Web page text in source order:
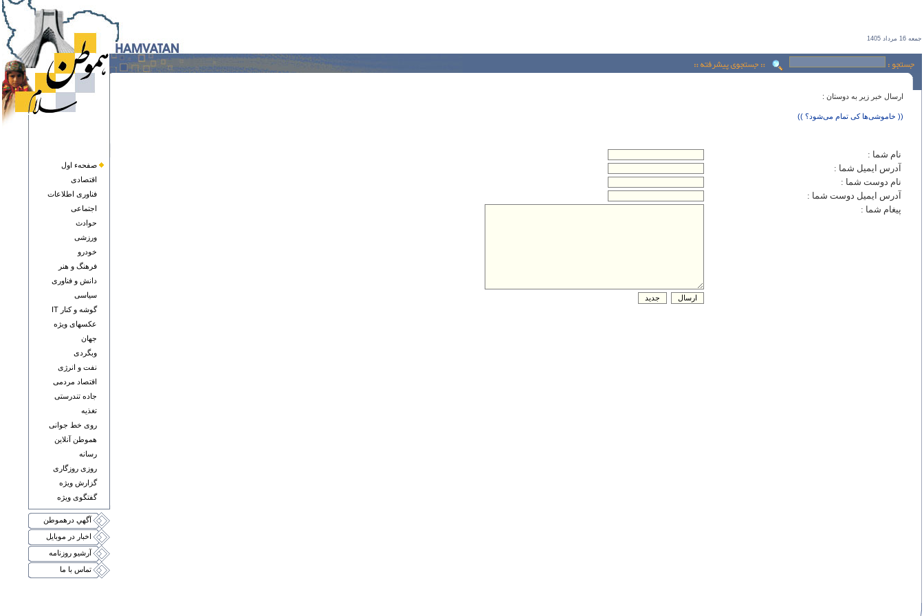
جمعه 16 مرداد 1405
صفحهء اول
اقتصادی
فناوری اطلاعات
اجتماعی
حوادث
ورزشی
خودرو
فرهنگ و هنر
دانش و فناوری
سياسی
گوشه و کنار IT
عکسهای ويژه
جهان
وبگردی
نفت و انرژی
اقتصاد مردمی
جاده تندرستی
تغذيه
روی خط جوانی
هموطن آنلاين
رسانه
روزی روزگاری
گزارش ويژه
گفتگوی ويژه
آگهي درهموطن
اخبار در موبايل
آرشيو روزنامه
تماس با ما
ارسال خبر زير به دوستان :
(( خاموشی‌ها کی تمام می‌شود؟ ))
نام شما :
آدرس ايميل شما :
نام دوست شما :
آدرس ايميل دوست شما :
پيغام شما :